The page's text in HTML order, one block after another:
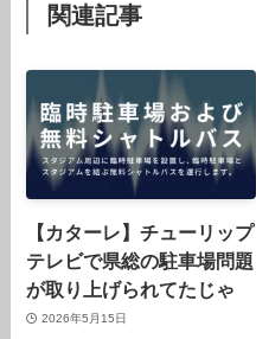
関連記事
【カターレ】チューリップ
テレビで県総の駐車場問題
が取り上げられてたじゃ
2026年5月15日